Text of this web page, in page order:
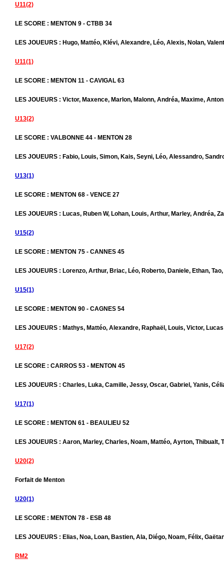
U11(2)
LE SCORE : MENTON 9 - CTBB 34
LES JOUEURS : Hugo, Mattéo, Klévi, Alexandre, Léo, Alexis, Nolan,
U11(1)
LE SCORE : MENTON 11 - CAVIGAL 63
LES JOUEURS : Victor, Maxence, Marlon, Malonn, Andréa, Maxime,
U13(2)
LE SCORE : VALBONNE 44 - MENTON 28
LES JOUEURS : Fabio, Louis, Simon, Kais, Seyni, Léo, Alessandro,
U13(1)
LE SCORE : MENTON 68 - VENCE 27
LES JOUEURS : Lucas, Ruben W, Lohan, Louis, Arthur, Marley, Andréa,
U15(2)
LE SCORE : MENTON 75 - CANNES 45
LES JOUEURS : Lorenzo, Arthur, Briac, Léo, Roberto, Daniele, Ethan,
U15(1)
LE SCORE : MENTON 90 - CAGNES 54
LES JOUEURS : Mathys, Mattéo, Alexandre, Raphaël, Louis, Victor, Lucas
U17(2)
LE SCORE : CARROS 53 - MENTON 45
LES JOUEURS : Charles, Luka, Camille, Jessy, Oscar, Gabriel, Yanis,
U17(1)
LE SCORE : MENTON 61 - BEAULIEU 52
LES JOUEURS : Aaron, Marley, Charles, Noam, Mattéo, Ayrton, Thibualt,
U20(2)
Forfait de Menton
U20(1)
LE SCORE : MENTON 78 - ESB 48
LES JOUEURS : Elias, Noa, Loan, Bastien, Ala, Diégo, Noam, Félix,
RM2